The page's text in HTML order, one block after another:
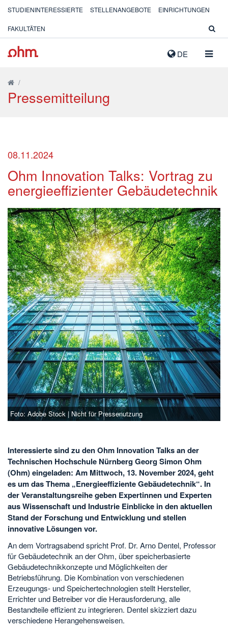
DE
STUDIENINTERESSIERTE STELLENANGEBOTE EINRICHTUNGEN
FAKULTÄTEN
/
Pressemitteilung
08.11.2024
Ohm Innovation Talks: Vortrag zu
energieeffizienter Gebäudetechnik
Foto: Adobe Stock | Nicht für Pressenutzung
Interessierte sind zu den Ohm Innovation Talks an der
Technischen Hochschule Nürnberg Georg Simon Ohm
(Ohm) eingeladen: Am Mittwoch, 13. November 2024, geht
es um das Thema „Energieeffiziente Gebäudetechnik“. In
der Veranstaltungsreihe geben Expertinnen und Experten
aus Wissenschaft und Industrie Einblicke in den aktuellen
Stand der Forschung und Entwicklung und stellen
innovative Lösungen vor.
An dem Vortragsabend spricht Prof. Dr. Arno Dentel, Professor
für Gebäudetechnik an der Ohm, über speicherbasierte
Gebäudetechnikkonzepte und Möglichkeiten der
Betriebsführung. Die Kombination von verschiedenen
Erzeugungs- und Speichertechnologien stellt Hersteller,
Errichter und Betreiber vor die Herausforderung, alle
Bestandteile effizient zu integrieren. Dentel skizziert dazu
verschiedene Herangehensweisen.